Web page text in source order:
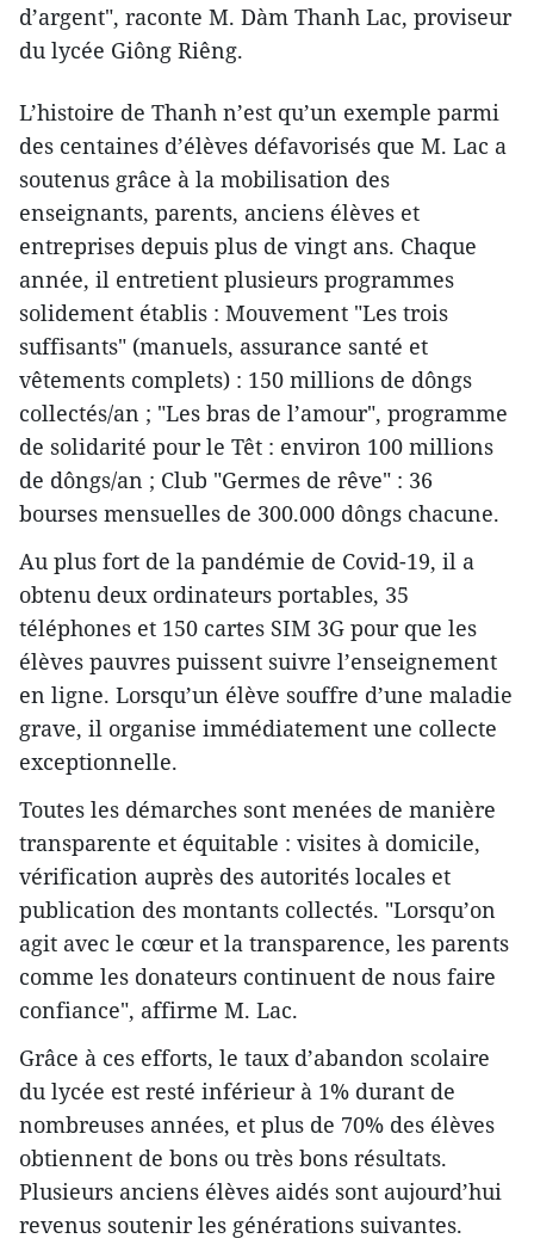
d’argent", raconte M. Dàm Thanh Lac, proviseur
du lycée Giông Riêng.
L’histoire de Thanh n’est qu’un exemple parmi
des centaines d’élèves défavorisés que M. Lac a
soutenus grâce à la mobilisation des
enseignants, parents, anciens élèves et
entreprises depuis plus de vingt ans. Chaque
année, il entretient plusieurs programmes
solidement établis : Mouvement "Les trois
suffisants" (manuels, assurance santé et
vêtements complets) : 150 millions de dôngs
collectés/an ; "Les bras de l’amour", programme
de solidarité pour le Têt : environ 100 millions
de dôngs/an ; Club "Germes de rêve" : 36
bourses mensuelles de 300.000 dôngs chacune.
Au plus fort de la pandémie de Covid-19, il a
obtenu deux ordinateurs portables, 35
téléphones et 150 cartes SIM 3G pour que les
élèves pauvres puissent suivre l’enseignement
en ligne. Lorsqu’un élève souffre d’une maladie
grave, il organise immédiatement une collecte
exceptionnelle.
Toutes les démarches sont menées de manière
transparente et équitable : visites à domicile,
vérification auprès des autorités locales et
publication des montants collectés. "Lorsqu’on
agit avec le cœur et la transparence, les parents
comme les donateurs continuent de nous faire
confiance", affirme M. Lac.
Grâce à ces efforts, le taux d’abandon scolaire
du lycée est resté inférieur à 1% durant de
nombreuses années, et plus de 70% des élèves
obtiennent de bons ou très bons résultats.
Plusieurs anciens élèves aidés sont aujourd’hui
revenus soutenir les générations suivantes.